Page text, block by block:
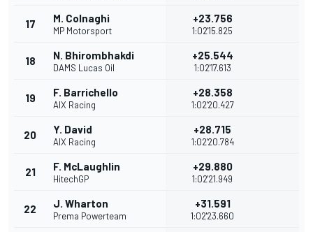
17 M. Colnaghi
MP Motorsport
+23.756
1:02'15.825
18 N. Bhirombhakdi
DAMS Lucas Oil
+25.544
1:02'17.613
19 F. Barrichello
AIX Racing
+28.358
1:02'20.427
20 Y. David
AIX Racing
+28.715
1:02'20.784
21 F. McLaughlin
HitechGP
+29.880
1:02'21.949
22 J. Wharton
Prema Powerteam
+31.591
1:02'23.660